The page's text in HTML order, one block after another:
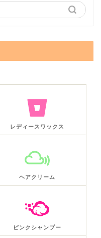
レディースワックス
ヘアクリーム
ピンクシャンプー